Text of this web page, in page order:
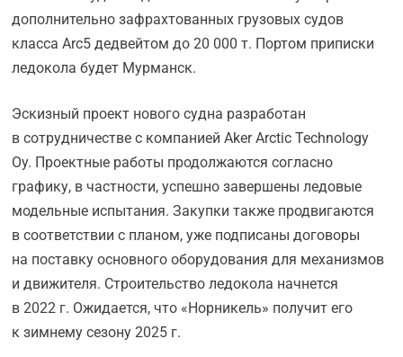
дополнительно зафрахтованных грузовых судов
класса Arc5 дедвейтом до 20 000 т. Портом приписки
ледокола будет Мурманск.
Эскизный проект нового судна разработан
в сотрудничестве с компанией Aker Arctic Technology
Oy. Проектные работы продолжаются согласно
графику, в частности, успешно завершены ледовые
модельные испытания. Закупки также продвигаются
в соответствии с планом, уже подписаны договоры
на поставку основного оборудования для механизмов
и движителя. Строительство ледокола начнется
в 2022 г. Ожидается, что «Норникель» получит его
к зимнему сезону 2025 г.